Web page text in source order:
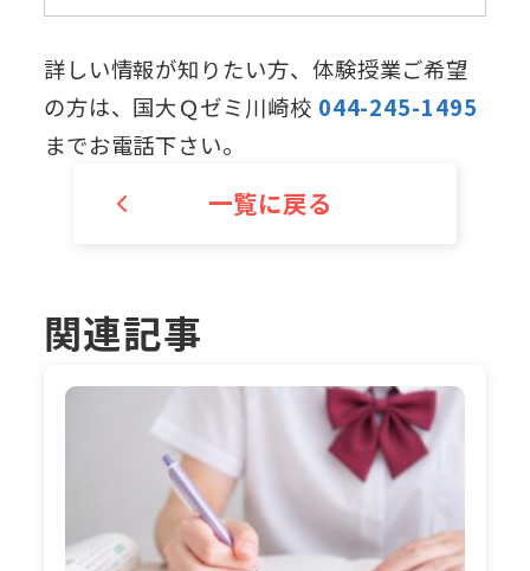
詳しい情報が知りたい方、体験授業ご希望
の方は、国大Ｑゼミ川崎校 044-245-1495
までお電話下さい。
一覧に戻る
関連記事